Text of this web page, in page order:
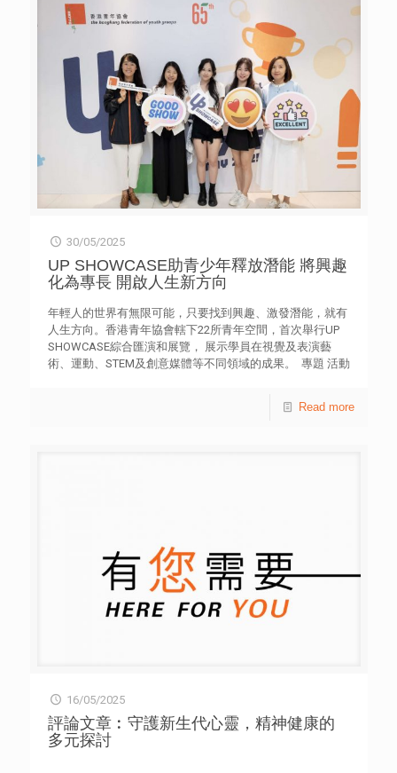
尖行業及學術合作夥伴共同設計，圍繞四大主題：人工智
慧、航空航天與工程技術、機器人及新能源。培訓課程分爲
三個強度等級，透過交流探訪、大師講堂、創科工具套裝培
訓、專家導師指導及深度實踐訓練營等活動，循序漸進地增
加參加者的創科興趣，協助他們掌握並運用創科技能解決實
際問題的能力，並發掘具潛力的學生參與國内外交流和比
賽，如宋慶齡少年兒童發明獎等。 完成課程後，項目會為
有志從事創科產業的中學生及早裝備，提升競爭力，為創科
發展儲備具有國家和國際視野的未來生力軍，並為香港青年
提供多元出路。項目同時亦會為教育界提供專業培訓、特製
教材套和交流平台，提升整體教學能力。整個項目預計能培
育超過2,000名具有民族自豪感的創新科技青年及提升約500
名資訊科技教師的教學能力。 「締造未來青少年創新發展項
科技藝術展覽創新之旅 北京及西安——大唐風情VR科技融合
沉浸之旅
30/05/2025
UP SHOWCASE助青少年釋放潛能 將興趣
化為專長 開啟人生新方向
年輕人的世界有無限可能，只要找到興趣、激發潛能，就有
人生方向。香港青年協會轄下22所青年空間，首次舉行UP
SHOWCASE綜合匯演和展覽， 展示學員在視覺及表演藝
術、運動、STEM及創意媒體等不同領域的成果。 專題 活動
Read more
16/05/2025
評論文章︰守護新生代心靈，精神健康的
多元探討